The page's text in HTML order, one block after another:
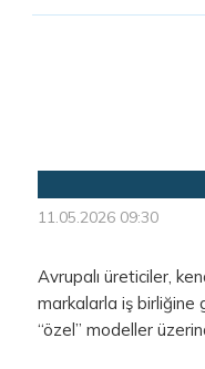
11.05.2026 09:30
Avrupalı üreticiler,
markalarla iş birliğine
“özel” modeller